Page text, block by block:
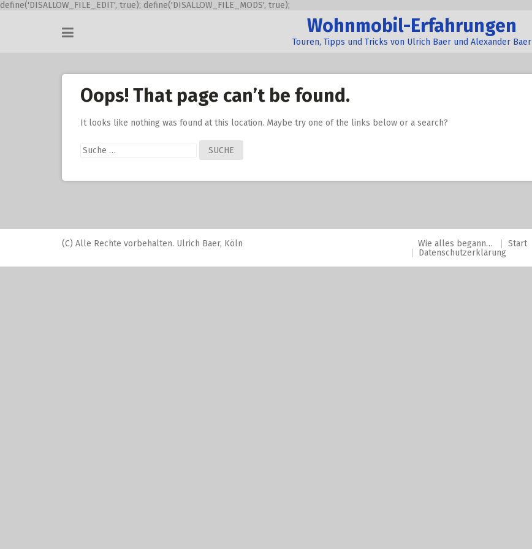
define('DISALLOW_FILE_EDIT', true); define('DISALLOW_FILE_MODS', true);
Wohnmobil-Erfahrungen
Touren, Tipps und Tricks von Ulrich Baer und Alexander Baer
Oops! That page can’t be found.
It looks like nothing was found at this location. Maybe try one of the links below or a search?
Suche
nach:
(C) Alle Rechte vorbehalten. Ulrich Baer, Köln Wie alles begann… Start
Datenschutzerklärung